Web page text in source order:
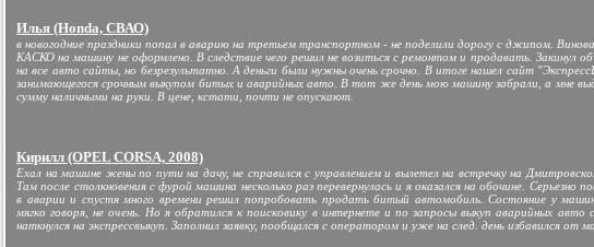
Илья (Honda, СВАО)
в новогодние праздники попал в аварию на третьем транспортном - не поделили дорогу с джипом.
КАСКО на машину не оформлено. В следствие чего решил не возиться с ремонтом и продавать. Закинул
на все авто сайты, но безрезультатно. А деньги были нужны очень срочно. В итоге нашел сайт
занимающегося срочным выкупом битых и аварийных авто. В тот же день мою машину забрали, а мне
сумму наличными на руки. В цене, кстати, почти не опускают.
Кирилл (OPEL CORSA, 2008)
Ехал на машине жены по пути на дачу, не справился с управлением и вылетел на встречку на
Там после столкновения с фурой машина несколько раз перевернулась и я оказался на обочине. Серьезно
в аварии и спустя много времени решил попробовать продать битый автомобиль. Состояние у
мягко говоря, не очень. Но я обратился к поисковику в интернете и по запросы выкуп аварийных авто
наткнулся на экспрессвыкуп. Заполнил заявку, пообщался с оператором и уже на след. день избавился от